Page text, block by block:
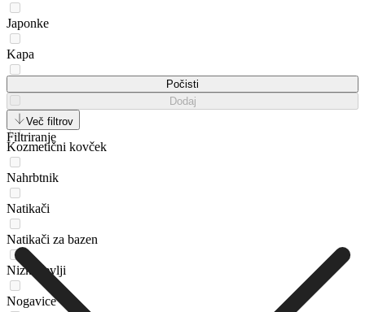
Japonke
Kapa
Kovček
Kozmetični kovček
Nahrbtnik
Natikači
Natikači za bazen
Nizki čevlji
Nogavice
Počisti
Dodaj
Več filtrov
Filtriranje